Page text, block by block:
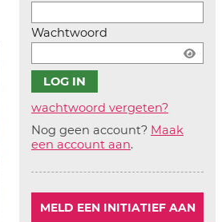
Wachtwoord
wachtwoord vergeten?
Nog geen account? Maak
een account aan.
MELD EEN INITIATIEF AAN